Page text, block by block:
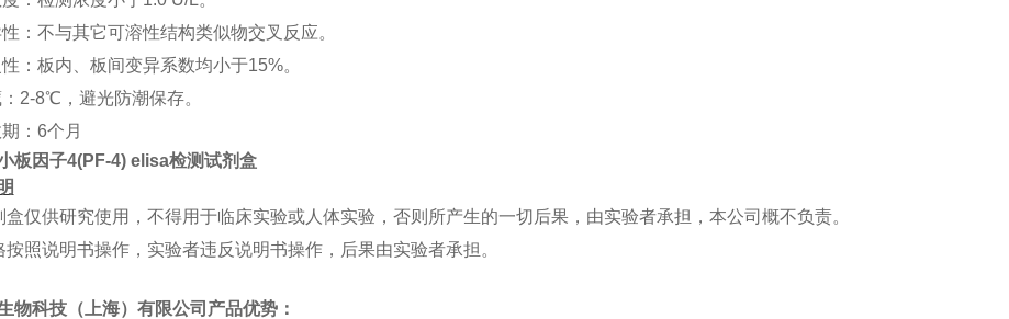
：不与其它可溶性结构类似物交叉反应。
：板内、板间变异系数均小于15%。
2-8℃，避光防潮保存。
： 6个月
板因子4(PF-4) elisa检测试剂盒
盒仅供研究使用，不得用于临床实验或人体实验，否则所产生的一切后果，由实验者承担，本公司概不负责。
按照说明书操作，实验者违反说明书操作，后果由实验者承担。
物科技（上海）有限公司产品优势：